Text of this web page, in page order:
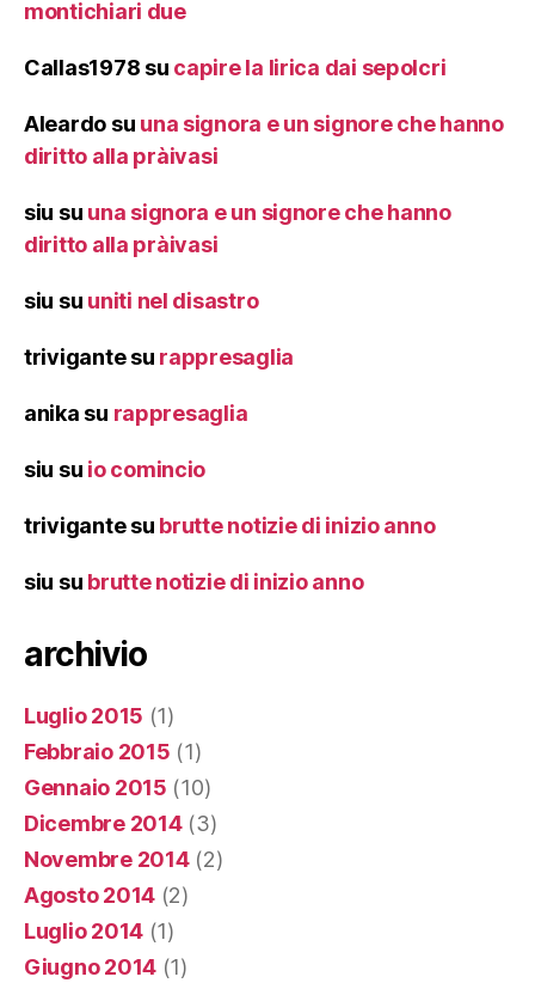
montichiari due
Callas1978 su capire la lirica dai sepolcri
Aleardo su una signora e un signore che hanno
diritto alla pràivasi
siu su una signora e un signore che hanno
diritto alla pràivasi
siu su uniti nel disastro
trivigantesu rappresaglia
anika su rappresaglia
siu su io comincio
trivigantesu brutte notizie di inizio anno
siu su brutte notizie di inizio anno
archivio
Luglio 2015 (1)
Febbraio 2015 (1)
Gennaio 2015 (10)
Dicembre 2014(3)
Novembre 2014(2)
Agosto 2014 (2)
Luglio 2014 (1)
Giugno 2014 (1)